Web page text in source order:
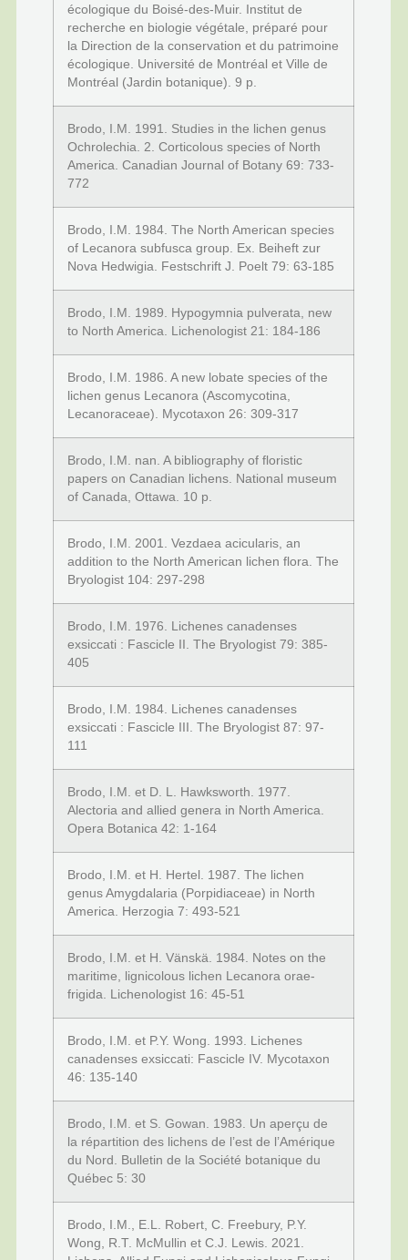
écologique du Boisé-des-Muir. Institut de
recherche en biologie végétale, préparé pour
la Direction de la conservation et du patrimoine
écologique. Université de Montréal et Ville de
Montréal (Jardin botanique). 9 p.
Brodo, I.M. 1991. Studies in the lichen genus
Ochrolechia. 2. Corticolous species of North
America. Canadian Journal of Botany 69: 733-
772
Brodo, I.M. 1984. The North American species
of Lecanora subfusca group. Ex. Beiheft zur
Nova Hedwigia. Festschrift J. Poelt 79: 63-185
Brodo, I.M. 1989. Hypogymnia pulverata, new
to North America. Lichenologist 21: 184-186
Brodo, I.M. 1986. A new lobate species of the
lichen genus Lecanora (Ascomycotina,
Lecanoraceae). Mycotaxon 26: 309-317
Brodo, I.M. nan. A bibliography of floristic
papers on Canadian lichens. National museum
of Canada, Ottawa. 10 p.
Brodo, I.M. 2001. Vezdaea acicularis, an
addition to the North American lichen flora. The
Bryologist 104: 297-298
Brodo, I.M. 1976. Lichenes canadenses
exsiccati : Fascicle II. The Bryologist 79: 385-
405
Brodo, I.M. 1984. Lichenes canadenses
exsiccati : Fascicle III. The Bryologist 87: 97-
111
Brodo, I.M. et D. L. Hawksworth. 1977.
Alectoria and allied genera in North America.
Opera Botanica 42: 1-164
Brodo, I.M. et H. Hertel. 1987. The lichen
genus Amygdalaria (Porpidiaceae) in North
America. Herzogia 7: 493-521
Brodo, I.M. et H. Vänskä. 1984. Notes on the
maritime, lignicolous lichen Lecanora orae-
frigida. Lichenologist 16: 45-51
Brodo, I.M. et P.Y. Wong. 1993. Lichenes
canadenses exsiccati: Fascicle IV. Mycotaxon
46: 135-140
Brodo, I.M. et S. Gowan. 1983. Un aperçu de
la répartition des lichens de l’est de l’Amérique
du Nord. Bulletin de la Société botanique du
Québec 5: 30
Brodo, I.M., E.L. Robert, C. Freebury, P.Y.
Wong, R.T. McMullin et C.J. Lewis. 2021.